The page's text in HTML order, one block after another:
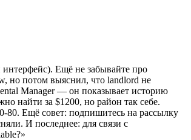
Ещё не забывайте про
но потом выяснил, что landlord не
Manager — он показывает историю
найти за $1200, но район так себе.
Ещё совет: подпишитесь на рассылку
И последнее: для связи с